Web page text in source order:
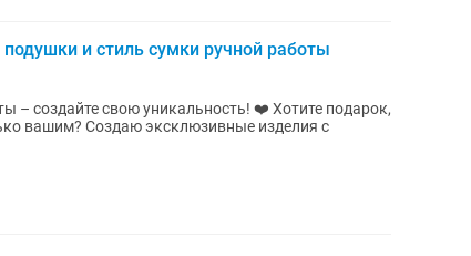
и стиль сумки ручной работы
свою уникальность! ❤️ Хотите подарок,
изделия с